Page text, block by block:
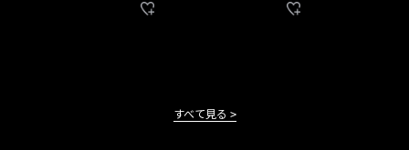
すべて見る